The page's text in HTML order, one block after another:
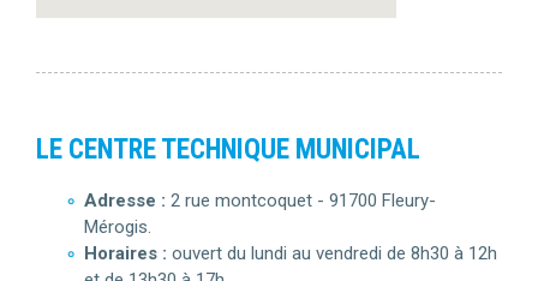
LE CENTRE TECHNIQUE MUNICIPAL
Adresse : 2 rue montcoquet - 91700 Fleury-
Mérogis.
Horaires : ouvert du lundi au vendredi de 8h30 à 12h